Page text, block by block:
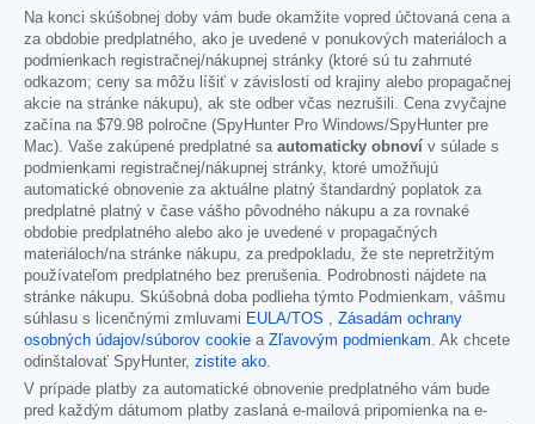
Na konci skúšobnej doby vám bude okamžite vopred účtovaná cena a
za obdobie predplatného, ako je uvedené v ponukových materiáloch a
podmienkach registračnej/nákupnej stránky (ktoré sú tu zahrnuté
odkazom; ceny sa môžu líšiť v závislosti od krajiny alebo propagačnej
akcie na stránke nákupu), ak ste odber včas nezrušili. Cena zvyčajne
začína na $79.98 polročne (SpyHunter Pro Windows/SpyHunter pre
Mac). Vaše zakúpené predplatné sa automaticky obnoví v súlade s
podmienkami registračnej/nákupnej stránky, ktoré umožňujú
automatické obnovenie za aktuálne platný štandardný poplatok za
predplatné platný v čase vášho pôvodného nákupu a za rovnaké
obdobie predplatného alebo ako je uvedené v propagačných
materiáloch/na stránke nákupu, za predpokladu, že ste nepretržitým
používateľom predplatného bez prerušenia. Podrobnosti nájdete na
stránke nákupu. Skúšobná doba podlieha týmto Podmienkam, vášmu
súhlasu s licenčnými zmluvami EULA/TOS
Zásadám ochrany
osobných údajov/súborov cookie a Zľavovým podmienkam . Ak chcete
odinštalovať SpyHunter, zistite ako
V prípade platby za automatické obnovenie predplatného vám bude
pred každým dátumom platby zaslaná e-mailová pripomienka na e-